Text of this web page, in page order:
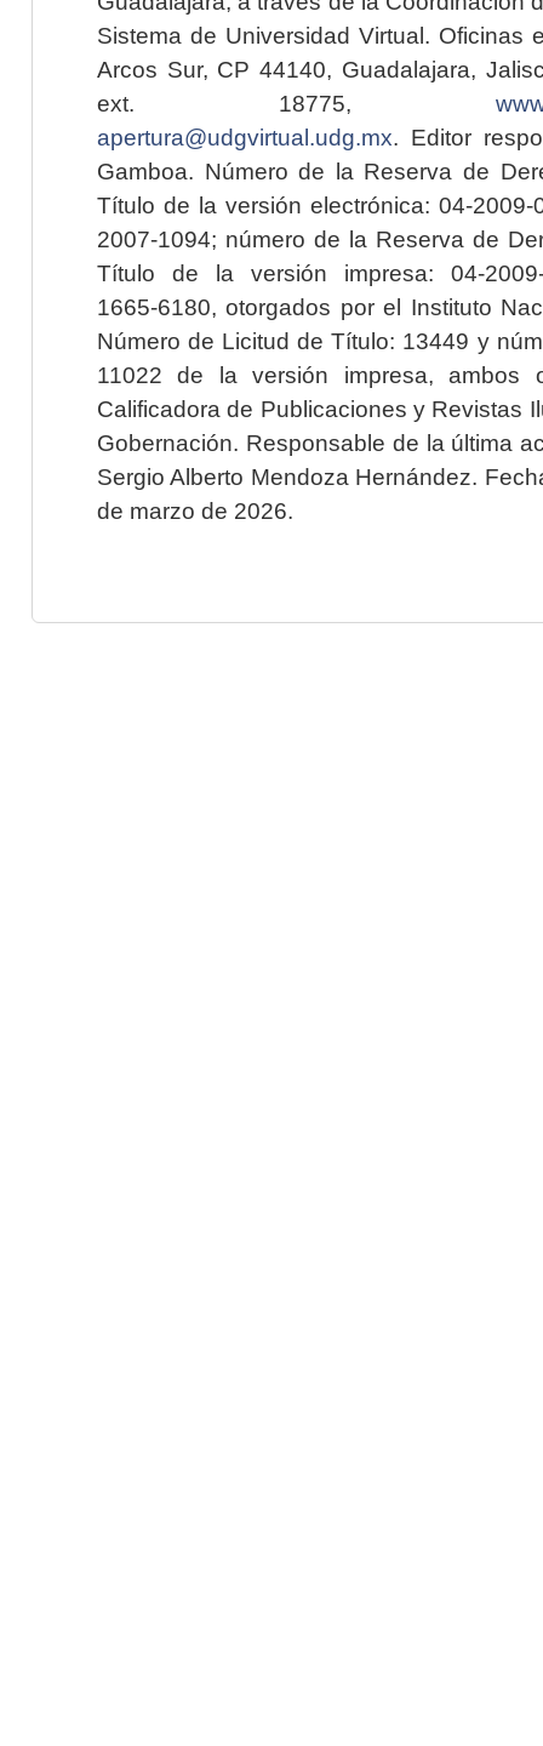
Sistema de Universidad Virtual. Oficinas
Arcos Sur, CP 44140, Guadalajara,
ext. 18775,
apertura@udgvirtual.udg.mx. Editor
Gamboa. Número de la Reserva de
Título de la versión electrónica: 04-2009-
2007-1094; número de la Reserva de
Título de la versión impresa: 04-2009-
1665-6180, otorgados por el Instituto
Número de Licitud de Título: 13449 y
11022 de la versión impresa, ambos
Calificadora de Publicaciones y Revistas
Gobernación. Responsable de la última
Sergio Alberto Mendoza Hernández.
de marzo de 2026.